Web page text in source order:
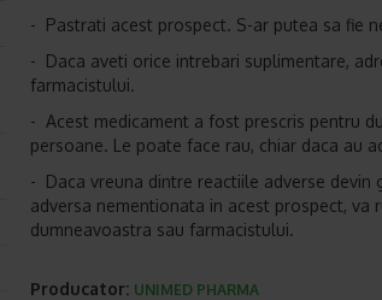
- Pastrati acest prospect. S-ar putea sa fie
- Daca aveti orice intrebari suplimentare,
farmacistului.
- Acest medicament a fost prescris pentru
persoane. Le poate face rau, chiar daca au
- Daca vreuna dintre reactiile adverse devin
adversa nementionata in acest prospect, va
dumneavoastra sau farmacistului.
Producator: UNIMED PHARMA